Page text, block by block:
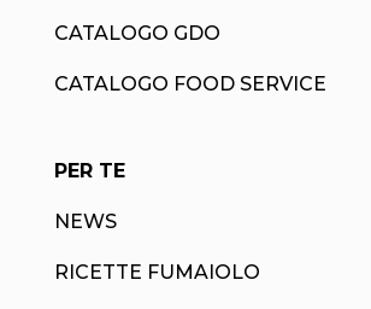
CATALOGO GDO
CATALOGO FOOD SERVICE
PER TE
NEWS
RICETTE FUMAIOLO